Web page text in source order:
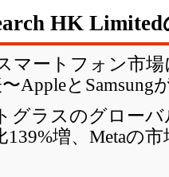
HK Limited
マートフォン市
AppleとSamsung
グラスのグロー
139%増、Metaの